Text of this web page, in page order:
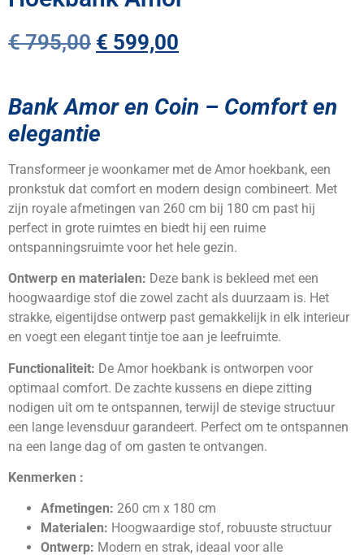
€795,00 € 599,00
Bank Amor en Coin – Comfort en
elegantie
Transformeer je woonkamer met de Amor hoekbank, een
pronkstuk dat comfort en modern design combineert. Met
zijn royale afmetingen van 260 cm bij 180 cm past hij
perfect in grote ruimtes en biedt hij een ruime
ontspanningsruimte voor het hele gezin.
Ontwerp en materialen: Deze bank is bekleed met een
hoogwaardige stof die zowel zacht als duurzaam is. Het
strakke, eigentijdse ontwerp past gemakkelijk in elk interieur
en voegt een elegant tintje toe aan je leefruimte.
Functionaliteit: De Amor hoekbank is ontworpen voor
optimaal comfort. De zachte kussens en diepe zitting
nodigen uit om te ontspannen, terwijl de stevige structuur
een lange levensduur garandeert. Perfect om te ontspannen
na een lange dag of om gasten te ontvangen.
Kenmerken :
Afmetingen: 260 cm x 180 cm
Materialen: Hoogwaardige stof, robuuste structuur
Ontwerp: Modern en strak, ideaal voor alle